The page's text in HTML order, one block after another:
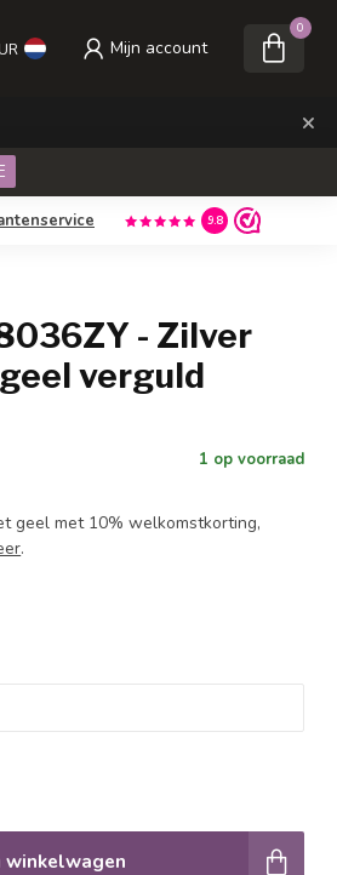
×
Mijn account
0
9.8
- Zilver
verguld
1 op voorraad
geel met 10% welkomstkorting,
.
winkelwagen